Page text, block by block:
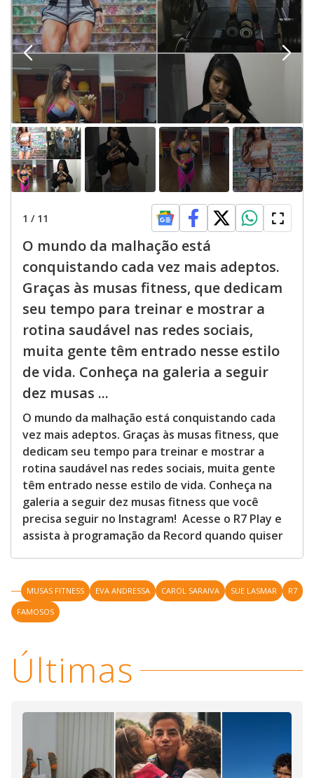
1 / 11
O mundo da malhação está
conquistando cada vez mais adeptos.
Graças às musas fitness, que dedicam
seu tempo para treinar e mostrar a
rotina saudável nas redes sociais,
muita gente têm entrado nesse estilo
de vida. Conheça na galeria a seguir
dez musas ...
O mundo da malhação está conquistando cada
vez mais adeptos. Graças às musas fitness, que
dedicam seu tempo para treinar e mostrar a
rotina saudável nas redes sociais, muita gente
têm entrado nesse estilo de vida. Conheça na
galeria a seguir dez musas fitness que você
precisa seguir no Instagram! Acesse o R7 Play e
assista à programação da Record quando quiser
MUSAS FITNESS EVA ANDRESSA CAROL SARAIVA SUE LASMAR
R7
FAMOSOS
Últimas